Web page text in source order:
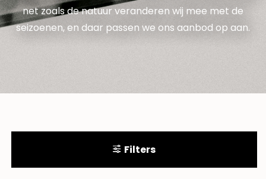
net zoals de natuur veranderen wij mee met de
seizoenen, en daar passen we ons aanbod op aan.
Filters